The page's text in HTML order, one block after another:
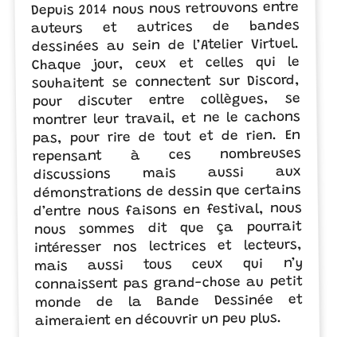
Depuis 2014 nous nous retrouvons entre
auteurs et autrices de bandes
dessinées au sein de l’Atelier Virtuel.
Chaque jour, ceux et celles qui le
souhaitent se connectent sur Discord,
pour discuter entre collègues, se
montrer leur travail, et ne le cachons
pas, pour rire de tout et de rien. En
repensant à ces nombreuses
discussions mais aussi aux
démonstrations de dessin que certains
d’entre nous faisons en festival, nous
nous sommes dit que ça pourrait
intéresser nos lectrices et lecteurs,
mais aussi tous ceux qui n’y
connaissent pas grand-chose au petit
monde de la Bande Dessinée et
aimeraient en découvrir un peu plus.